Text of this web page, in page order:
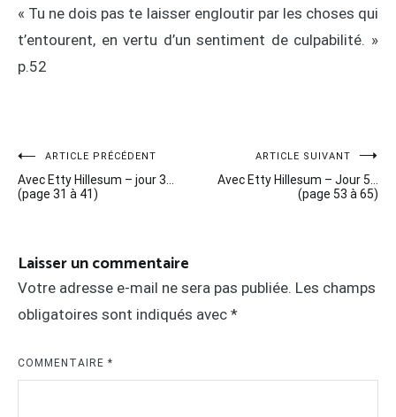
« Tu ne dois pas te laisser engloutir par les choses qui
t’entourent, en vertu d’un sentiment de culpabilité. »
p.52
Navigation
de
ARTICLE PRÉCÉDENT
Avec Etty Hillesum – jour 3…
(page 31 à 41)
ARTICLE SUIVANT
Avec Etty Hillesum – Jour 5…
(page 53 à 65)
Laisser un commentaire
Votre adresse e-mail ne sera pas publiée. Les champs
obligatoires sont indiqués avec *
COMMENTAIRE *